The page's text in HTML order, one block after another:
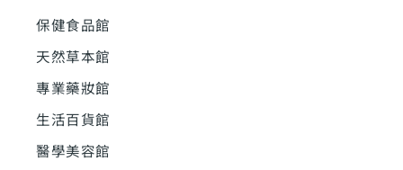
:保健食品館
天然草本館
專業藥妝館
生活百貨館
醫學美容館